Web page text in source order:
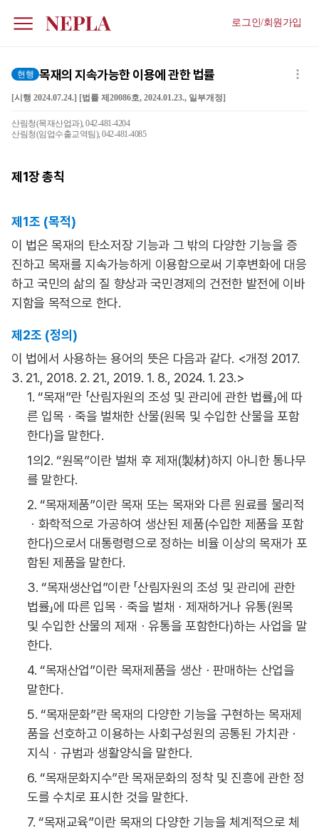
로그인/회원가입
현행 목재의 지속가능한 이용에 관한 법률
[시행 2024.07.24.] [법률 제20086호, 2024.01.23., 일부개정]
산림청(목재산업과), 042-481-4204
산림청(임업수출교역팀), 042-481-4085
제1장총칙
제1조 (목적)
이 법은 목재의 탄소저장 기능과 그 밖의 다양한 기능을 증
진하고 목재를 지속가능하게 이용함으로써 기후변화에 대응
하고 국민의 삶의 질 향상과 국민경제의 건전한 발전에 이바
지함을 목적으로 한다.
제2조 (정의)
이 법에서 사용하는 용어의 뜻은 다음과 같다. <개정 2017.
3. 21., 2018. 2. 21., 2019. 1. 8., 2024. 1. 23.>
1. “목재”란 「산림자원의 조성 및 관리에 관한 법률」에 따
른 입목ㆍ죽을 벌채한 산물(원목 및 수입한 산물을 포함
한다)을 말한다.
1의2. “원목”이란 벌채 후 제재(製材)하지 아니한 통나무
를 말한다.
2. “목재제품”이란 목재 또는 목재와 다른 원료를 물리적
ㆍ화학적으로 가공하여 생산된 제품(수입한 제품을 포함
한다)으로서 대통령령으로 정하는 비율 이상의 목재가 포
함된 제품을 말한다.
3. “목재생산업”이란 「산림자원의 조성 및 관리에 관한
법률」에 따른 입목ㆍ죽을 벌채ㆍ제재하거나 유통(원목
및 수입한 산물의 제재ㆍ유통을 포함한다)하는 사업을 말
한다.
4. “목재산업”이란 목재제품을 생산ㆍ판매하는 산업을
말한다.
5. “목재문화”란 목재의 다양한 기능을 구현하는 목재제
품을 선호하고 이용하는 사회구성원의 공통된 가치관ㆍ
지식ㆍ규범과 생활양식을 말한다.
6. “목재문화지수”란 목재문화의 정착 및 진흥에 관한 정
도를 수치로 표시한 것을 말한다.
7. “목재교육”이란 목재의 다양한 기능을 체계적으로 체